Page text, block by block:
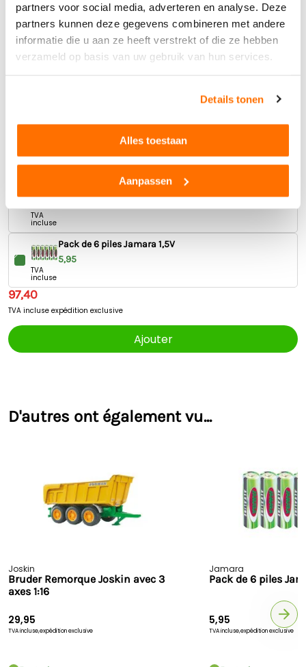
partners voor social media, adverteren en analyse. Deze
partners kunnen deze gegevens combineren met andere
informatie die u aan ze heeft verstrekt of die ze hebben
verzameld op basis van uw gebruik van hun services.
Details tonen
Alles toestaan
Aanpassen
- en avant/en arrière
- à droite/à gauche
- stop
incluse
Remorque pour Fendt 1050 1:16
21,50
incluse
Ajouter
Fendt 1050 Vario RC tracteur jouet - Jamara, 1:16
TVA
incluse
Pack de 6 piles Jamara 1,5V
5,95
TVA
incluse
97,40
TVA incluse expédition exclusive
Ajouter
D'autres ont également vu...
Joskin
Bruder Remorque Joskin avec 3
axes 1:16
29,95
TVA incluse,expédition exclusive
Jamara
Pack de 6 piles
5,95
TVA incluse,expédition exclusive